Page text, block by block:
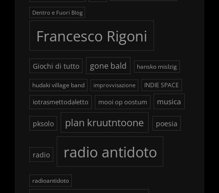
Dentro e Fuori Blog
Francesco Rigoni
Giochi di tutto gone bald hansko mislzig
hudaki village band improvvisazione INDIE SPACE
iotrasmettodaletto mooi op oostum musica
pksolo plan kruutntoone poesia
radio radio antidoto
radioantidoto